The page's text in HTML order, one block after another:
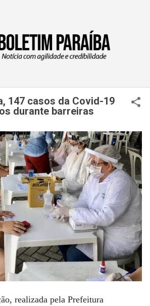
147 casos da Covid-19
durante barreiras
realizada pela Prefeitura